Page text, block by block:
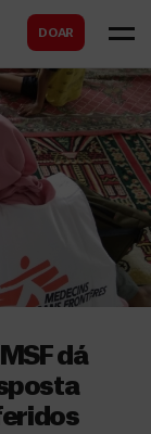
DOAR
dá